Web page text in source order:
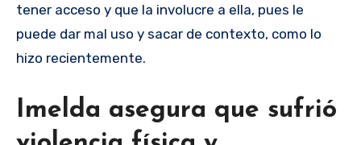
tener acceso y que la involucre a ella, pues le
puede dar mal uso y sacar de contexto, como lo
hizo recientemente.
Imelda asegura que sufrió